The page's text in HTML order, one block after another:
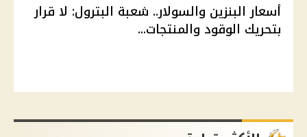
أسعار البنزين والسولار.. شعبة البترول: لا قرار
بتحريك الوقود والمنتجات...